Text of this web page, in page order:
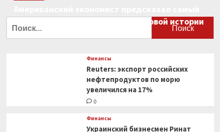
новый
экспортных
в отношении
большой финансовый крах в мировой истории
Финансы
Reuters: экспорт российских
нефтепродуктов по морю
увеличился на 17%
0
Финансы
Украинский бизнесмен Ринат